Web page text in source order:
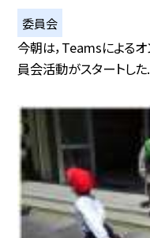
委員会
今朝は，Teamsによる
員会活動がスタートした